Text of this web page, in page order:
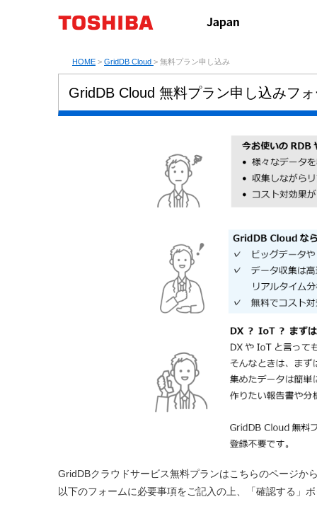
HOME > GridDB Cloud > 無料プラン申し込み
GridDB Cloud 無料プラン申し込みフ
GridDBクラウドサービス無料プランはこちらのページか
以下のフォームに必要事項をご記入の上、「確認する」